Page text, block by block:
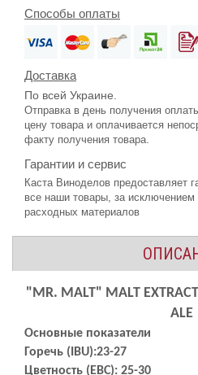
Способы оплаты
Доставка
По всей Украине.
Отправка в день получения
цену товара и оплачивается
факту получения товара.
Гарантии и сервис
Каста Виноделов предоставляет
все наши товары, за исключением
расходных материалов
"MR. MALT" MALT
ALE
Основные показатели
Горечь (IBU):23-27
Цветность (EBC): 25-30